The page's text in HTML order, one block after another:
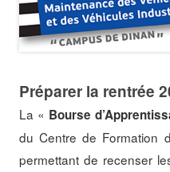
Préparer la rentrée
La « Bourse
du Centre de Formation
permettant de recenser